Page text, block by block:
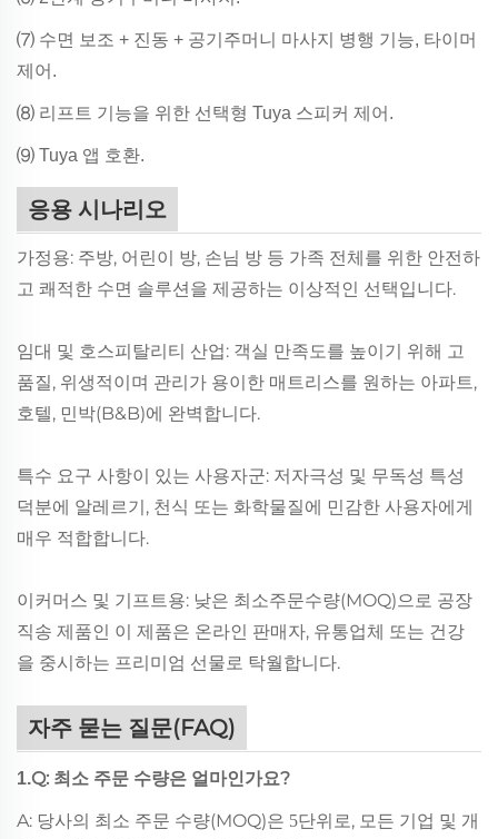
⑺ 수면 보조 + 진동 + 공기주머니 마사지 병행 기능, 타이머
제어.
⑻ 리프트 기능을 위한 선택형 Tuya 스피커 제어.
⑼ Tuya 앱 호환.
응용 시나리오
가정용: 주방, 어린이 방, 손님 방 등 가족 전체를 위한 안전하
고 쾌적한 수면 솔루션을 제공하는 이상적인 선택입니다.
임대 및 호스피탈리티 산업: 객실 만족도를 높이기 위해 고
품질, 위생적이며 관리가 용이한 매트리스를 원하는 아파트,
호텔, 민박(B&B)에 완벽합니다.
특수 요구 사항이 있는 사용자군: 저자극성 및 무독성 특성
덕분에 알레르기, 천식 또는 화학물질에 민감한 사용자에게
매우 적합합니다.
이커머스 및 기프트용: 낮은 최소주문수량(MOQ)으로 공장
직송 제품인 이 제품은 온라인 판매자, 유통업체 또는 건강
을 중시하는 프리미엄 선물로 탁월합니다.
자주 묻는 질문(FAQ)
1.Q: 최소 주문 수량은 얼마인가요?
A: 당사의 최소 주문 수량(MOQ)은 5단위로, 모든 기업 및 개